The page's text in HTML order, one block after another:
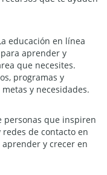
educación en línea
aprender y
que necesites.
programas y
y necesidades.
personas que inspiren
de contacto en
y crecer en